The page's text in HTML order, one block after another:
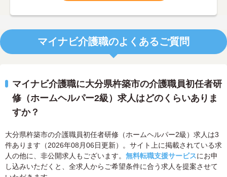
マイナビ介護職のよくあるご質問
マイナビ介護職に大分県杵築市の介護職員初任者研
修（ホームヘルパー2級）求人はどのくらいありま
すか？
大分県杵築市の介護職員初任者研修（ホームヘルパー2級）求人は3
件あります（2026年08月06日更新）。サイト上に掲載されている求
人の他に、非公開求人もございます。 無料転職支援サービスにお申
し込みいただくと、全求人からご希望条件に合う求人を提案させて